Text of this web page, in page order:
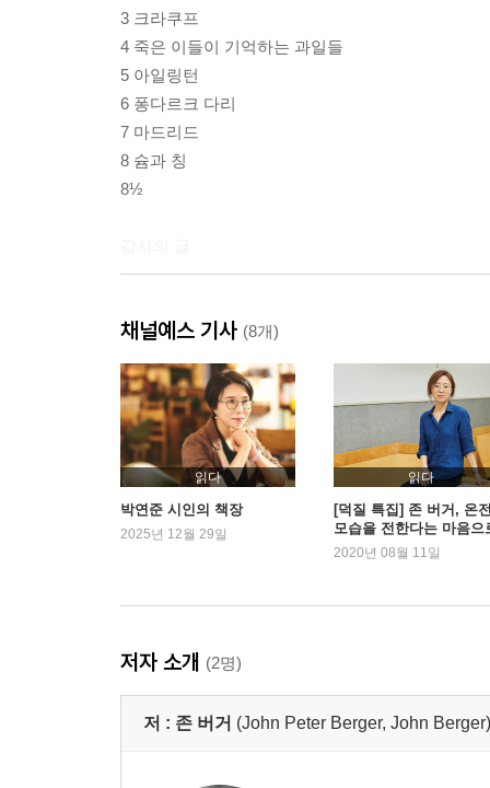
3 크라쿠프
4 죽은 이들이 기억하는 과일들
5 아일링턴
6 퐁다르크 다리
7 마드리드
8 슘과 칭
8½
채널예스 기사 (8개)
읽다
박연준 시인의 책장
2025년 12월 29일
읽다
[덕질 특집] 존 버거, 온
모습을 전한다는 마음으
– 열화당 이수정
2020년 08월 11일
저자 소개 (2명)
저 : 존 버거 (John Peter Berger, John Berger)